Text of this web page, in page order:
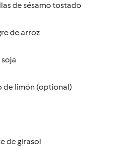
de sésamo tostado
de arroz
de limón (optional)
de girasol